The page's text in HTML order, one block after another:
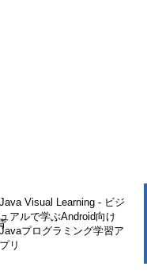
Java Visual Learning - ビジ
アルで学ぶAndroid向け
プログラミング学習ア
プリ